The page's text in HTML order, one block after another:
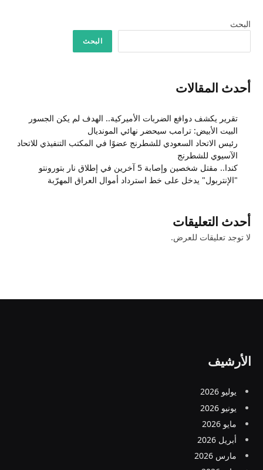
البحث
البحث
أحدث المقالات
تقرير يكشف دوافع الضربات الأميركية.. الهدف لم يكن الجسور
البيت الأبيض: ترامب سيحضر نهائي المونديال
رئيس الاتحاد السعودي للشطرنج عضوًا في المكتب التنفيذي للاتحاد
الآسيوي للشطرنج
كندا.. مقتل شخصين وإصابة 5 آخرين في إطلاق نار بتورونتو
"الإنتربول" يدخل على خط استرداد أموال العراق المهرّبة
أحدث التعليقات
لا توجد تعليقات للعرض.
الأرشيف
يوليو 2026
يونيو 2026
مايو 2026
أبريل 2026
مارس 2026